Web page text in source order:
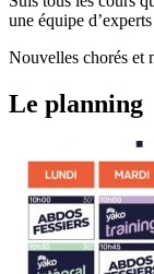
une équipe
Nouvelles chorés et
Le planning